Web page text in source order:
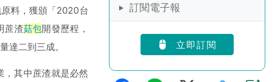
原料，獲頒「2020台
蔗渣菇包開發歷程，
達二到三成。
其中蔗渣就是必然
訂閱電子報
立即訂閱